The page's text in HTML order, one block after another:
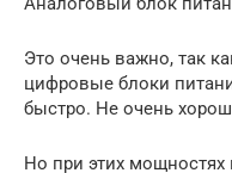
Это очень важно, так
цифровые блоки
быстро. Не очень
Но при этих